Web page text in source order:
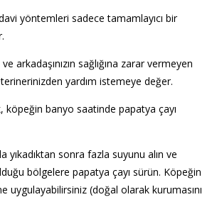
yöntemleri sadece tamamlayıcı bir
arkadaşınızın sağlığına zarar vermeyen
yardım istemeye değer.
köpeğin banyo saatinde papatya çayı
yıkadıktan sonra fazla suyunu alın ve
bölgelere papatya çayı sürün. Köpeğin
uygulayabilirsiniz (doğal olarak kurumasını